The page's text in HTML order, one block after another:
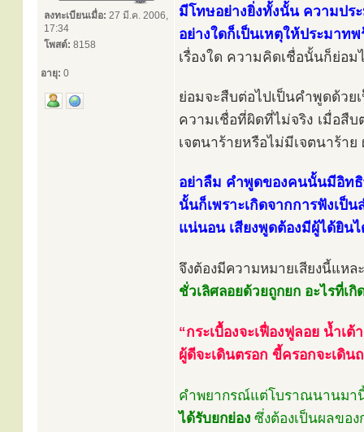
ลงทะเบียนเมื่อ: 27 มี.ค. 2006,
17:34
โพสต์: 8158
อายุ: 0
มีโทษอย่างยิ่งทั้งนั้น ความปร
อย่างใดก็เป็นเหตุให้ประมาท
เรื่องใด ความคิดเชื่อนั้นก็ย่อ
ย่อมจะสืบต่อไปเป็นคำพูดด้วย
ความเชื่อที่ผิดที่ไม่จริง เมื่อสื
เจตนาร้ายหรือไม่มีเจตนาร้า
อย่าลืม คำพูดของคนนั้นมีอิทธิ
นั้นก็เพราะเกิดจากการฟังเป็
แน่นอน เสียงพูดต้องมีผู้ได้ยิน
จึงต้องมีความหมายเสียงนี้แห
ชั่วเลิศลอยด้วยถูกยก อะไรที่เ
“กระเบื้องจะเฟื่องฟูลอย น้ำเ
ผู้ดีจะเดินตรอก ขี้ครอกจะเดิน
คำพยากรณ์แต่โบราณนานมา
ได้รับยกย่อง ซึ่งต้องเป็นผลขอ